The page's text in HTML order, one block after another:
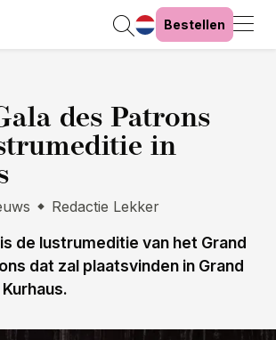
Bestellen
des Patrons
in
Redactie Lekker
de lustrumeditie van het Grand
dat zal plaatsvinden in Grand